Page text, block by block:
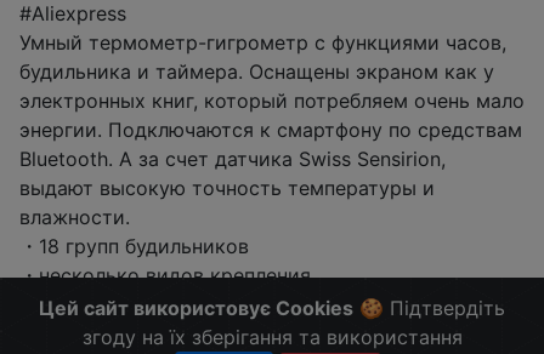
#Aliexpress
Умный термометр-гигрометр с функциями часов,
будильника и таймера. Оснащены экраном как у
электронных книг, который потребляем очень мало
энергии. Подключаются к смартфону по средствам
Bluetooth. А за счет датчика Swiss Sensirion,
выдают высокую точность температуры и
влажности.
・18 групп будильников
・несколько видов крепления
Больше скидок в telegramt.me/ChinaGoodBuy
Цей сайт використовує Cookies 🍪 Підтвердіть
згоду на їх зберігання та використання